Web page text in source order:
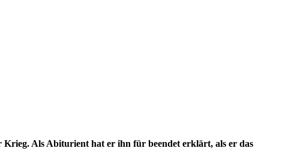
Als Abiturient hat er ihn für beendet erklärt, als er das